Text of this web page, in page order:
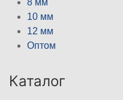
8 мм
10 мм
12 мм
Оптом
Каталог